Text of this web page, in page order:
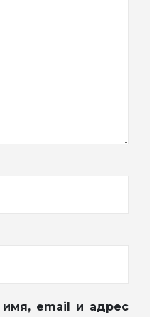
имя, email и адрес